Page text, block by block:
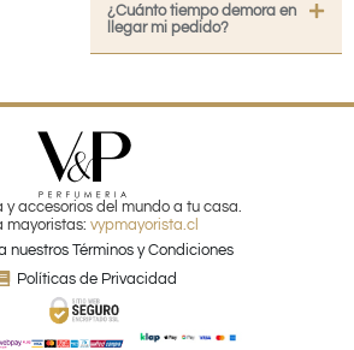
¿Cuánto tiempo demora en
llegar mi pedido?
y accesorios del mundo a tu casa.
mayoristas: vypmayorista.cl
nuestros Términos y Condiciones
Políticas de Privacidad